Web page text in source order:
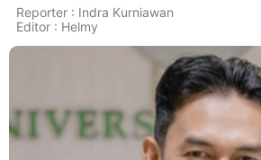
©
Copyright
PT.
Reporter : Indra Kurniawan
Editor : Helmy